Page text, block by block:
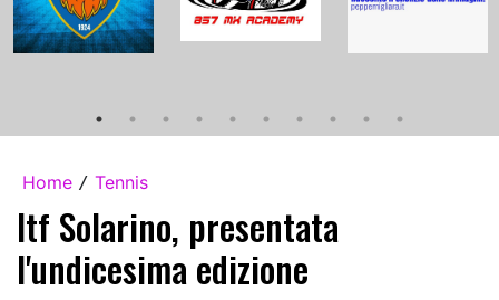
Home / Tennis
Itf Solarino, presentata
l'undicesima edizione